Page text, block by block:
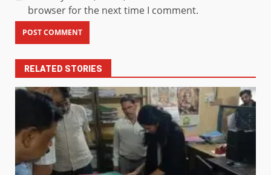
browser for the next time I comment.
RELATED STORIES